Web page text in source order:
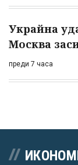
Украйна
Москва
преди 7 часа